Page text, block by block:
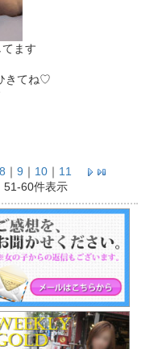
ます
きてね♡
8 ｜ 9 ｜ 10 ｜ 11
60件表示